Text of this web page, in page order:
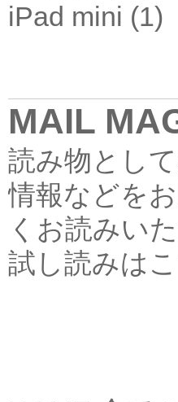
iPad mini (1)
MAIL
読み物とし
情報などを
くお読みい
試し読みは